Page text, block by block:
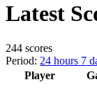
Latest
244 scores
Period: 24 hours 7
Player